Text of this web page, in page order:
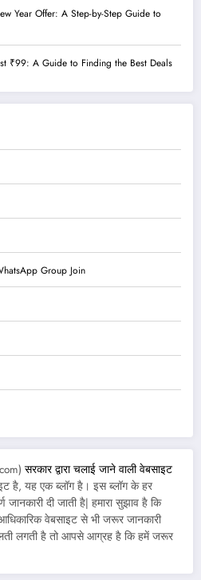
Year Offer: A Step-by-Step Guide to
₹99: A Guide to Finding the Best Deals
Group Join
सरकार द्वारा चलाई जाने वाली वेबसाइट
है, यह एक ब्लॉग है। इस ब्लॉग के हर
दी जाती है| हमारा सुझाव है कि
वेबसाइट से भी जरूर जानकारी
लगती है तो आपसे आग्रह है कि हमें जरूर